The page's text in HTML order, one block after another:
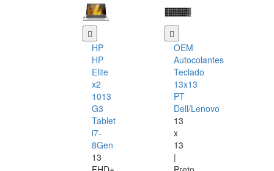
HP
HP
Elite
x2
1013
G3
Tablet
i7-
8Gen
13
OEM
Autocolantes
Teclado
13x13
PT
Dell/Lenovo
13
x
13
|